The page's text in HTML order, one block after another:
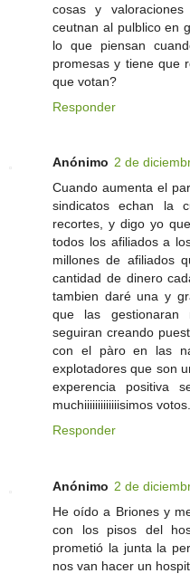
cosas y
ceutnan al pulblico en
lo que piensan
promesas y tiene que
que votan?
Responder
Anónimo 2 de
Cuando aumenta el
sindicatos echan la
recortes, y digo yo
todos los afiliados a
millones de afiliados
cantidad de dinero
tambien daré una y
que las
seguiran creando
con el pàro en las
explotadores que son
experencia positiva
muchiiiiiiiiiiiiisimos votos.
Responder
Anónimo 2 de
He oído a Briones y
con los pisos del
prometió la junta la
nos van hacer un